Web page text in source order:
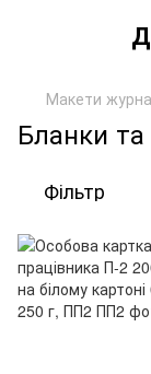
Макети
Бланки
Фільтр